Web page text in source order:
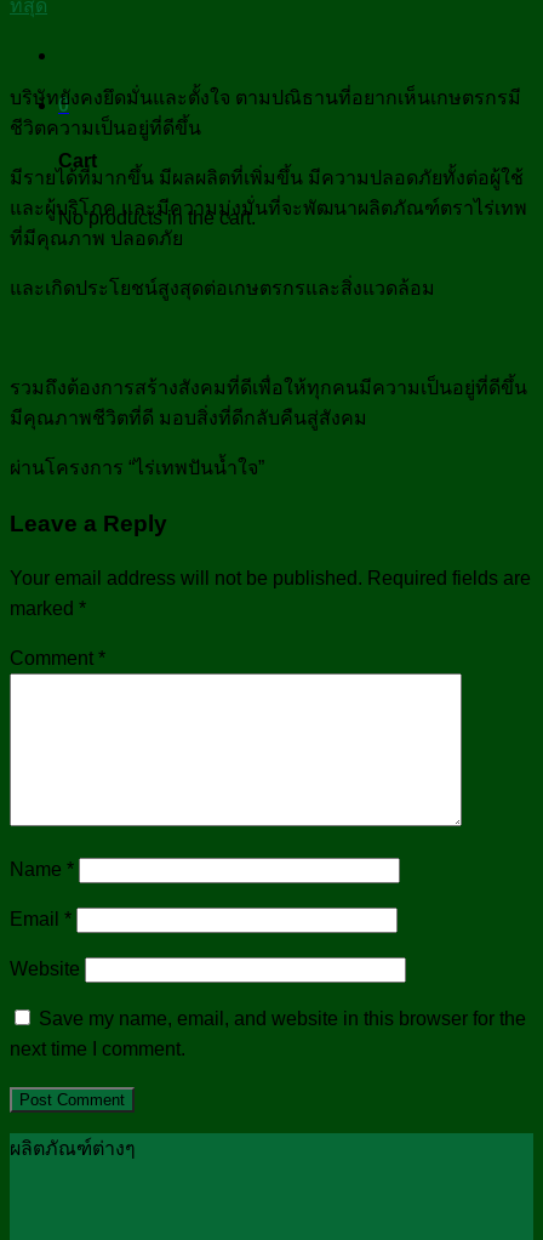
0
Cart
No products in the cart.
บริษัทยังคงยึดมั่นและตั้งใจ ตามปณิธานที่อยากเห็นเกษตรกรมี
ชีวิตความเป็นอยู่ที่ดีขึ้น
มีรายได้ที่มากขึ้น มีผลผลิตที่เพิ่มขึ้น มีความปลอดภัยทั้งต่อผู้ใช้
และผู้บริโภค และมีความมุ่งมั่นที่จะพัฒนาผลิตภัณฑ์ตราไร่เทพ
ที่มีคุณภาพ ปลอดภัย
และเกิดประโยชน์สูงสุดต่อเกษตรกรและสิ่งแวดล้อม
รวมถึงต้องการสร้างสังคมที่ดีเพื่อให้ทุกคนมีความเป็นอยู่ที่ดีขึ้น
มีคุณภาพชีวิตที่ดี มอบสิ่งที่ดีกลับคืนสู่สังคม
ผ่านโครงการ “ไร่เทพปันน้ำใจ”
Leave a Reply
Your email address will not be published. Required fields are
marked *
Comment *
Name *
Email *
Website
Save my name, email, and website in this browser for the
next time I comment.
ผลิตภัณฑ์ต่างๆ